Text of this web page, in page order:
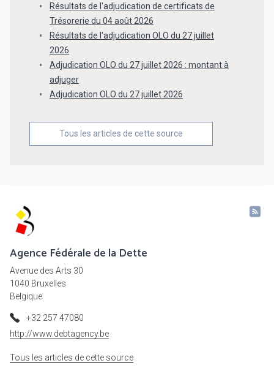
Résultats de l'adjudication de certificats de
Trésorerie du 04 août 2026
Résultats de l'adjudication OLO du 27 juillet
2026
Adjudication OLO du 27 juillet 2026 : montant à
adjuger
Adjudication OLO du 27 juillet 2026
Tous les articles de cette source
Agence Fédérale de la Dette
Avenue des Arts 30
1040 Bruxelles
Belgique
+32 257 47080
http://www.debtagency.be
Tous les articles de cette source